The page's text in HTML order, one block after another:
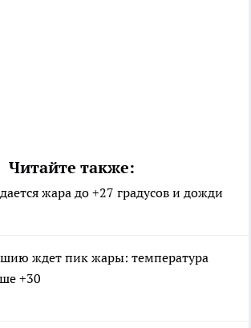
Читайте также:
жара до +27 градусов и дожди
ждет пик жары: температура
+30